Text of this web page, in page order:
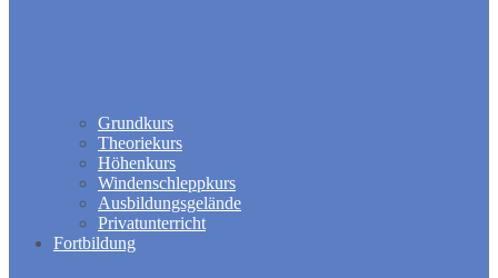
Grundkurs
Theoriekurs
Höhenkurs
Windenschleppkurs
Ausbildungsgelände
Privatunterricht
Fortbildung